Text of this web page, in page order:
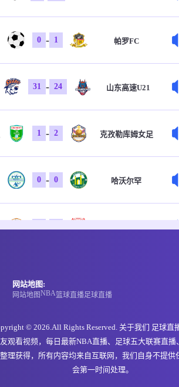
0 - 1 帕罗FC
31 - 24 山东高速U21
1 - 2 克孜勒库姆女足
0 - 0 哈沃尔罕
NIGD银行
网站地图:
网站地图NBA篮球直播足球直播
© 2026.All Rights Reserved. 关于我们 足球直
观看视频，每日最新NBA直播、足球五大联赛直
理获得，所有内容均来自互联网，我们自身不提
会第一时间处理。